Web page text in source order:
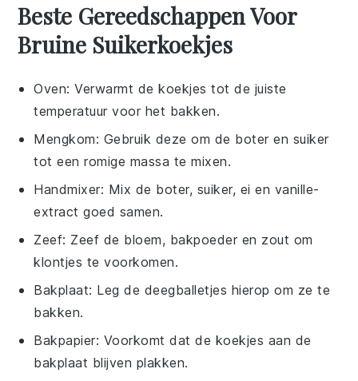
Beste Gereedschappen Voor
Bruine Suikerkoekjes
Oven: Verwarmt de koekjes tot de juiste
temperatuur voor het bakken.
Mengkom: Gebruik deze om de boter en suiker
tot een romige massa te mixen.
Handmixer: Mix de boter, suiker, ei en vanille-
extract goed samen.
Zeef: Zeef de bloem, bakpoeder en zout om
klontjes te voorkomen.
Bakplaat: Leg de deegballetjes hierop om ze te
bakken.
Bakpapier: Voorkomt dat de koekjes aan de
bakplaat blijven plakken.